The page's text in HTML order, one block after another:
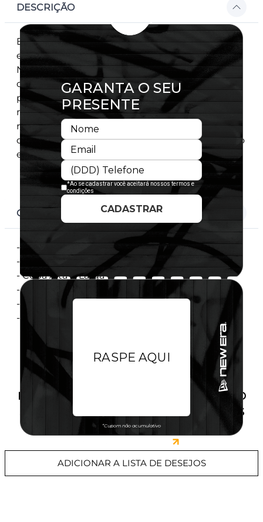
DESCRIÇÃO
Este autêntico cap de aba reta é confeccionado
em tecido resistente e apresenta a clássica flag
New Era® na lateral esquerda. O interior é
confortável e a parte superior conta com vias
para entrada de ar para maior
respirabilidade.Conta também com costuras
reforçadas, o que contribui no aumento da
durabilidade. Seu fechamento ajustável é prático
e garante um ajuste preciso à cabeça.
CARACTERÍSTICAS
- Aba Reta
- Ajustável Com Fechamento Tipo Snapback
- Copa Alta E Larga
- Painel Frontal Estruturado
- Licença Oficial
- Importado
PRODUTO SEM ESTOQUE DÍSPONÍVEL NO
SITE, CONSULTE A DISPONIBILIDADE NAS
LOJAS
ADICIONAR A LISTA DE DESEJOS